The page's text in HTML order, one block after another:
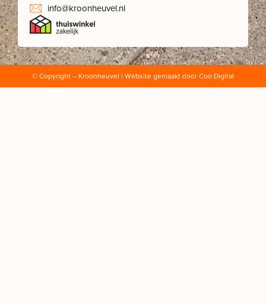
info@kroonheuvel.nl
© Copyright– Kroonheuvel | Website gemaakt doorCoo Digital